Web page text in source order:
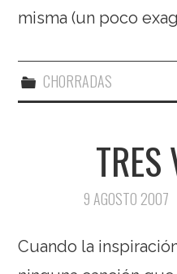
misma (un poco
CHORRADAS
TRES
9 AGOSTO 2007
Cuando la